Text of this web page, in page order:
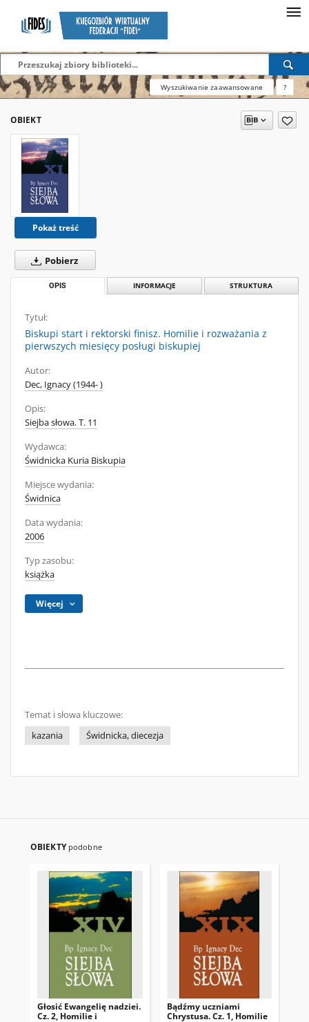
Wyszukiwanie zaawansowane ?
OBIEKT
Pokaż treść
Pobierz
OPIS INFORMACJE STRUKTURA
Tytuł:
Biskupi start i rektorski finisz. Homilie i rozważania z
pierwszych miesięcy posługi biskupiej
Autor:
Dec, Ignacy (1944- )
Opis:
Siejba słowa. T. 11
Wydawca:
Świdnicka Kuria Biskupia
Miejsce wydania:
Świdnica
Data wydania:
2006
Typ zasobu:
książka
Więcej
Temat i słowa kluczowe:
kazania
Świdnicka, diecezja
OBIEKTY podobne
Głosić Ewangelię nadziei.
Cz. 2, Homilie i
Bądźmy uczniami
Chrystusa. Cz. 1, Homilie